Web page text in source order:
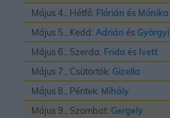
Május 4., Hétfő: Flórián és Mónika
Május 5., Kedd: Adrián és Györgyi
Május 6., Szerda: Frida és Ivett
Május 7., Csütörtök: Gizella
Május 8., Péntek: Mihály
Május 9., Szombat: Gergely